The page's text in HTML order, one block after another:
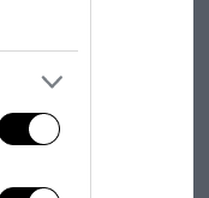
specificato
in
è necessario